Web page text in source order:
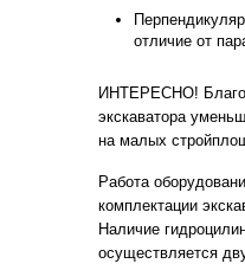
отличие от
ИНТЕРЕСНО!
экскаватора
на малых
Работа
комплектации
Наличие
осуществляется